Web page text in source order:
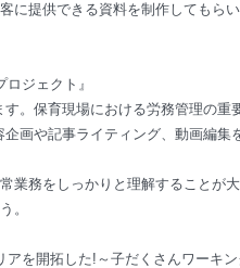
に提供できる資料を制作してもら
ジェクト』
。保育現場における労務管理の重
画や記事ライティング、動画編集
業務をしっかりと理解することが
。
を開拓した!～子だくさんワーキン